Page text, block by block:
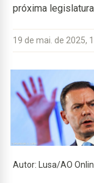
próxima legislatura
19 de mai. de 2025,
Autor: Lusa/AO